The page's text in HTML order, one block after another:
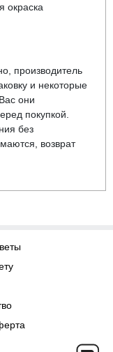
окраска
производитель
и некоторые
они
покупкой.
без
возврат